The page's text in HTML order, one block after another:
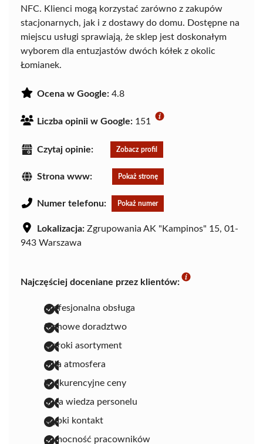
NFC. Klienci mogą korzystać zarówno z zakupów
stacjonarnych, jak i z dostawy do domu. Dostępne na
miejscu usługi sprawiają, że sklep jest doskonałym
wyborem dla entuzjastów dwóch kółek z okolic
Łomianek.
Ocena w Google: 4.8
Liczba opinii w Google: 151
Czytaj opinie: Zobacz profil
Strona www: Pokaż stronę
Numer telefonu: Pokaż numer
Lokalizacja: Zgrupowania AK "Kampinos" 15, 01-
943 Warszawa
Najczęściej doceniane przez klientów:
profesjonalna obsługa
fachowe doradztwo
szeroki asortyment
miła atmosfera
konkurencyjne ceny
duża wiedza personelu
szybki kontakt
pomocność pracowników